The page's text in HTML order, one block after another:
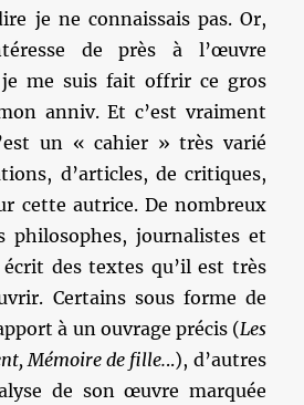
je ne connaissais pas. Or,
de près à l’œuvre
je me suis fait offrir ce gros
anniv. Et c’est vraiment
un « cahier » très varié
d’articles, de critiques,
cette autrice. De nombreux
philosophes, journalistes et
des textes qu’il est très
Certains sous forme de
à un ouvrage précis (Les
Mémoire de fille...), d’autres
de son œuvre marquée